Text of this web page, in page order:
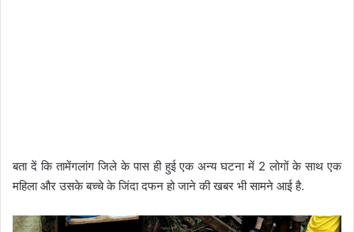
बता दें कि तामेंगलांग जिले के पास ही हुई एक अन्य घटना में 2 लोगों के साथ एक
महिला और उसके बच्चे के जिंदा दफन हो जाने की खबर भी सामने आई है.